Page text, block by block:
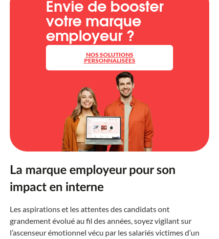
Envie de booster
votre marque
employeur ?
NOS SOLUTIONS
PERSONNALISÉES
La marque employeur pour son
impact en interne
Les aspirations et les attentes des candidats ont
grandement évolué au fil des années, soyez vigilant sur
l’ascenseur émotionnel vécu par les salariés victimes d’un